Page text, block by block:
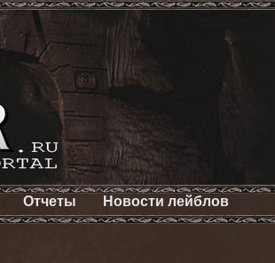
Отчеты Новости лейблов